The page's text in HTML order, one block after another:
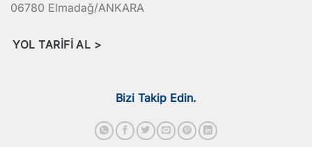
06780 Elmadağ/ANKARA
YOL TARIFI AL >
Bizi Takip Edin.